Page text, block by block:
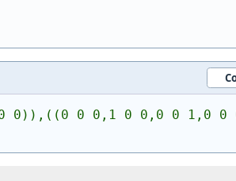
0)),((0 0 0,1 0 0,0 0 1,0 0